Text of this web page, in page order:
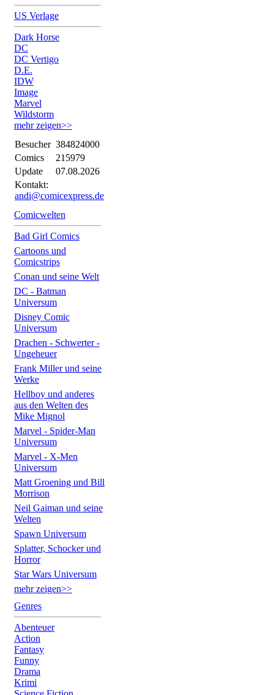
US Verlage
Dark Horse
DC
DC Vertigo
D.E.
IDW
Image
Marvel
Wildstorm
mehr zeigen>>
Besucher 384824000
Comics
215979
Update
07.08.2026
Kontakt:
andi@comicexpress.de
Comicwelten
Bad Girl Comics
Cartoons und
Comicstrips
Conan und seine Welt
DC - Batman
Universum
Disney Comic
Universum
Drachen - Schwerter -
Ungeheuer
Frank Miller und seine
Werke
Hellboy und anderes
aus den Welten des
Mike Mignol
Marvel - Spider-Man
Universum
Marvel - X-Men
Universum
Matt Groening und Bill
Morrison
Neil Gaiman und seine
Welten
Spawn Universum
Splatter, Schocker und
Horror
Star Wars Universum
mehr zeigen>>
Genres
Abenteuer
Action
Fantasy
Funny
Drama
Krimi